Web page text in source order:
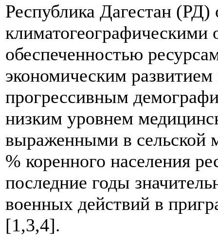
Республика Дагестан (РД)
климатогеографическими
обеспеченностью
экономическим
прогрессивным
низким уровнем
выраженными в сельской
% коренного населения
последние годы
военных действий в
[1,3,4].